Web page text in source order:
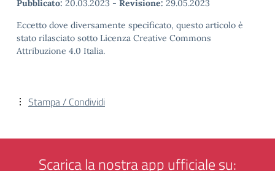
Pubblicato: 20.03.2023 - Revisione: 29.05.2023
Eccetto dove diversamente specificato, questo articolo è
stato rilasciato sotto Licenza Creative Commons
Attribuzione 4.0 Italia.
Stampa / Condividi
Scarica la nostra app ufficiale su: